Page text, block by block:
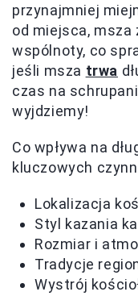
przynajmniej
od miejsca, msza
wspólnoty, co
jeśli msza trwa
czas na
wyjdziemy!
Co wpływa na
kluczowych
Lokalizacja
Styl kazania
Rozmiar i
Tradycje
Wystrój